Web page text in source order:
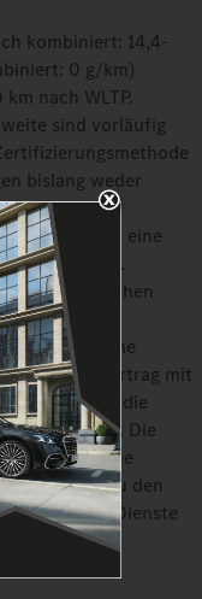
kombiniert: 14,4-
0 g/km)
nach WLTP.
sind vorläufig
bislang weder
noch eine
Werten vor.
den amtlichen
„Mercedes me
Ladevertrag mit
über den die
erfolgt. Die
setzt eine
zu den
me connect Dienste